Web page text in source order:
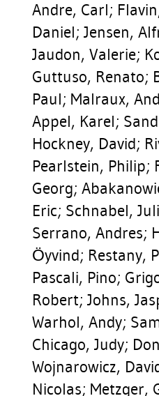
Andre, Carl;
Daniel; Jensen,
Jaudon, Valerie;
Guttuso, Renato;
Paul; Malraux,
Appel, Karel;
Hockney, David;
Pearlstein, Philip;
Georg;
Eric; Schnabel,
Serrano, Andres;
Öyvind; Restany,
Pascali, Pino;
Robert; Johns,
Warhol, Andy;
Chicago, Judy;
Wojnarowicz,
Nicolas; Metzger,